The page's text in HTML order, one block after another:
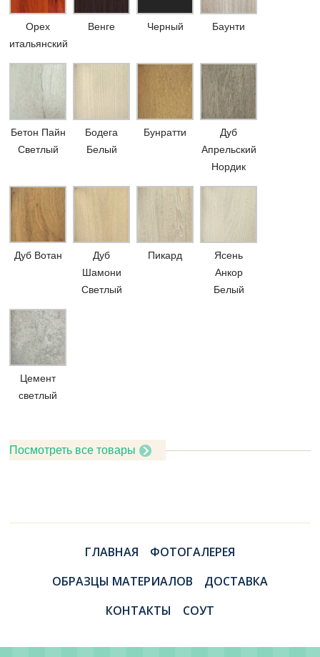
Орех
итальянский
Венге Черный Баунти
Бетон Пайн
Светлый
Бодега
Белый
Бунратти
Дуб
Апрельский
Нордик
Дуб Вотан
Дуб
Шамони
Светлый
Пикард
Ясень
Анкор
Белый
Цемент
светлый
Посмотреть все товары
ГЛАВНАЯ
ФОТОГАЛЕРЕЯ
ОБРАЗЦЫ МАТЕРИАЛОВ
ДОСТАВКА
КОНТАКТЫ
СОУТ